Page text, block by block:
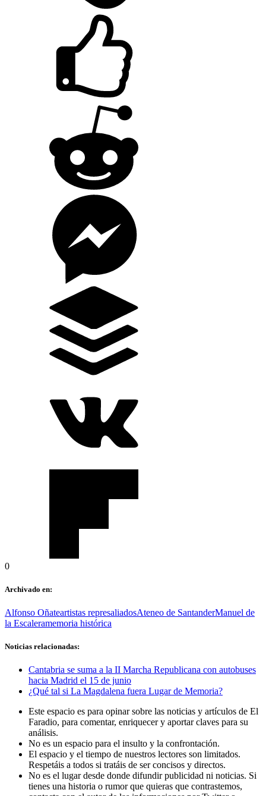
0
Archivado en:
Alfonso Oñateartistas represaliadosAteneo de SantanderManuel de
la Escaleramemoria histórica
Noticias relacionadas:
Cantabria se suma a la II Marcha Republicana con autobuses
hacia Madrid el 15 de junio
¿Qué tal si La Magdalena fuera Lugar de Memoria?
Este espacio es para opinar sobre las noticias y artículos de El
Faradio, para comentar, enriquecer y aportar claves para su
análisis.
No es un espacio para el insulto y la confrontación.
El espacio y el tiempo de nuestros lectores son limitados.
Respetáis a todos si tratáis de ser concisos y directos.
No es el lugar desde donde difundir publicidad ni noticias. Si
tienes una historia o rumor que quieras que contrastemos,